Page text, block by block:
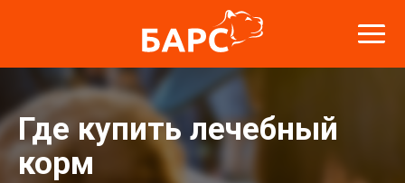
Где купить лечебный
корм